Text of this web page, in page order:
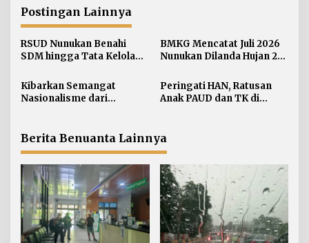
g
a
s
i
p
o
Postingan Lainnya
RSUD Nunukan Benahi
SDM hingga Tata Kelola
BMKG Mencatat Juli 2026
Nunukan Dilanda Hujan 23
Kibarkan Semangat
Nasionalisme dari
Dibentangkan di Sebatik
Peringati HAN, Ratusan
Anak PAUD dan TK di
Mewarnai
Berita Benuanta Lainnya